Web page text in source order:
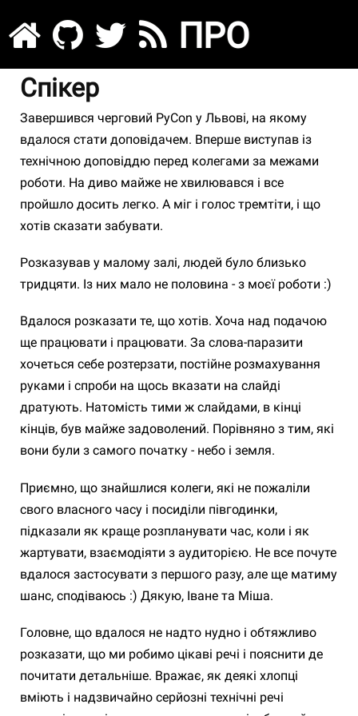
ПРО
Спікер
Завершився черговий PyCon у Львові, на якому
вдалося стати доповідачем. Вперше виступав із
технічною доповіддю перед колегами за межами
роботи. На диво майже не хвилювався і все
пройшло досить легко. А міг і голос тремтіти, і що
хотів сказати забувати.
Розказував у малому залі, людей було близько
тридцяти. Із них мало не половина - з моєї роботи :)
Вдалося розказати те, що хотів. Хоча над подачою
ще працювати і працювати. За слова-паразити
хочеться себе розтерзати, постійне розмахування
руками і спроби на щось вказати на слайді
дратують. Натомість тими ж слайдами, в кінці
кінців, був майже задоволений. Порівняно з тим, які
вони були з самого початку - небо і земля.
Приємно, що знайшлися колеги, які не пожаліли
свого власного часу і посиділи півгодинки,
підказали як краще розпланувати час, коли і як
жартувати, взаємодіяти з аудиторією. Не все почуте
вдалося застосувати з першого разу, але ще матиму
шанс, сподіваюсь :) Дякую, Іване та Міша.
Головне, що вдалося не надто нудно і обтяжливо
розказати, що ми робимо цікаві речі і пояснити де
почитати детальніше. Вражає, як деякі хлопці
вміють і надзвичайно серйозні технічні речі